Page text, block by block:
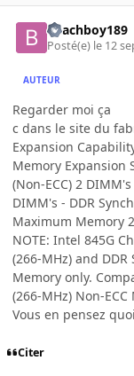
Beachboy189
Posté(e) le 12
AUTEUR
Regarder moi ça
c dans le site du
Expansion
Memory Expansion
(Non-ECC) 2
DIMM's - DDR
Maximum Memory
NOTE: Intel 845G
(266-MHz) and DDR
Memory only.
(266-MHz) Non-ECC
Vous en pensez
Citer